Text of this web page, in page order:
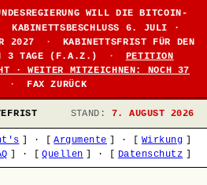
WILL DIE BITCOIN-
KABINETTSBESCHLUSS 6. JULI ·
2027
·
KABINETTSFRIST FÜR DEN
3 TAGE (F.A.Z.)
·
PETITION
· WEITER MITZEICHNEN: NOCH 37
· FAX ZURÜCK
STAND: 7. AUGUST 2026
· Argumente · Wirkung
· Quellen · Datenschutz